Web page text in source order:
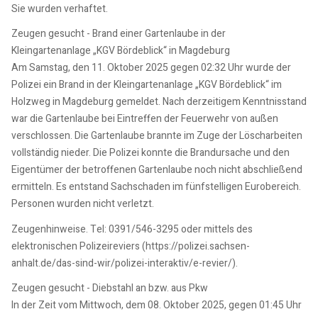
Sie wurden verhaftet.
Zeugen gesucht - Brand einer Gartenlaube in der
Kleingartenanlage „KGV Bördeblick“ in Magdeburg
Am Samstag, den 11. Oktober 2025 gegen 02:32 Uhr wurde der
Polizei ein Brand in der Kleingartenanlage „KGV Bördeblick“ im
Holzweg in Magdeburg gemeldet. Nach derzeitigem Kenntnisstand
war die Gartenlaube bei Eintreffen der Feuerwehr von außen
verschlossen. Die Gartenlaube brannte im Zuge der Löscharbeiten
vollständig nieder. Die Polizei konnte die Brandursache und den
Eigentümer der betroffenen Gartenlaube noch nicht abschließend
ermitteln. Es entstand Sachschaden im fünfstelligen Eurobereich.
Personen wurden nicht verletzt.
Zeugenhinweise. Tel: 0391/546-3295 oder mittels des
elektronischen Polizeireviers (https://polizei.sachsen-
anhalt.de/das-sind-wir/polizei-interaktiv/e-revier/).
Zeugen gesucht - Diebstahl an bzw. aus Pkw
In der Zeit vom Mittwoch, dem 08. Oktober 2025, gegen 01:45 Uhr